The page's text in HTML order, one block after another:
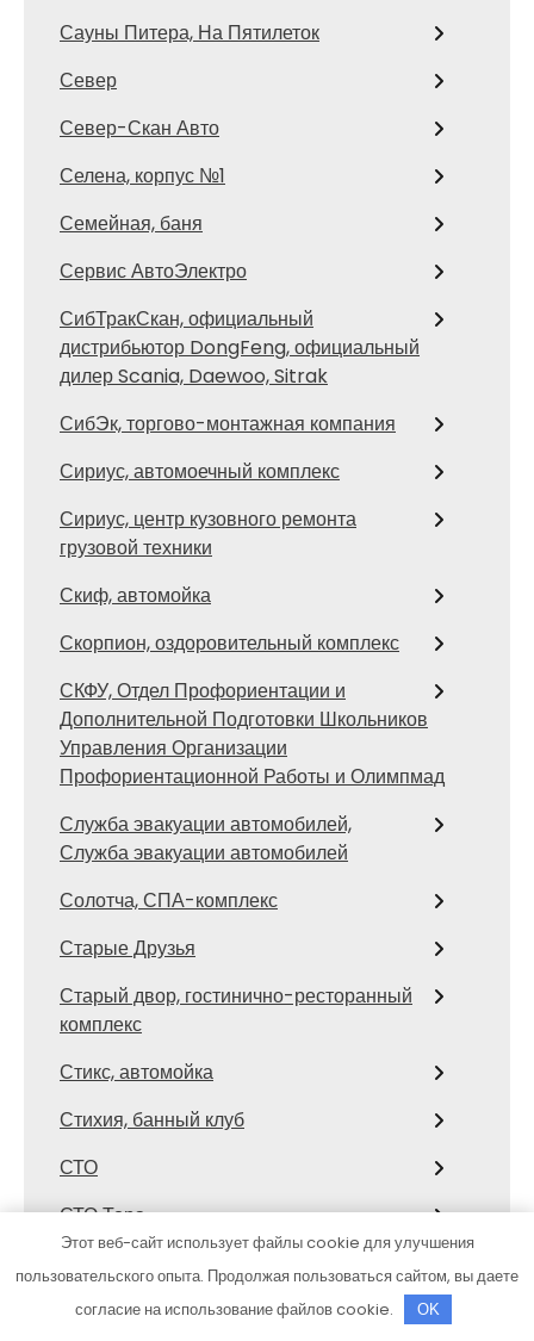
Сауны Питера, На Пятилеток
Север
Север-Скан Авто
Селена, корпус №1
Семейная, баня
Сервис АвтоЭлектро
СибТракСкан, официальный
дистрибьютор DongFeng, официальный
дилер Scania, Daewoo, Sitrak
СибЭк, торгово-монтажная компания
Сириус, автомоечный комплекс
Сириус, центр кузовного ремонта
грузовой техники
Скиф, автомойка
Скорпион, оздоровительный комплекс
СКФУ, Отдел Профориентации и
Дополнительной Подготовки Школьников
Управления Организации
Профориентационной Работы и Олимпмад
Служба эвакуации автомобилей,
Служба эвакуации автомобилей
Солотча, СПА-комплекс
Старые Друзья
Старый двор, гостинично-ресторанный
комплекс
Стикс, автомойка
Стихия, банный клуб
СТО
СТО Тора
Столярка 22, производственно-
торговая компания
Этот веб-сайт использует файлы cookie для улучшения
пользовательского опыта. Продолжая пользоваться сайтом, вы даете
согласие на использование файлов cookie.
OK